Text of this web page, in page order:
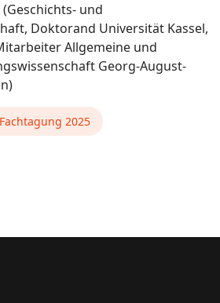
und
Doktorand Universität Kassel,
Allgemeine und
Georg-August-
Fachtagung 2025